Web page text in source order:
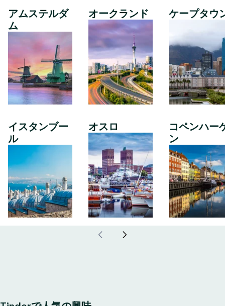
アムステルダ
ム
イスタンブー
ル
オークランド
オスロ
ケープタウ
コペンハー
ン